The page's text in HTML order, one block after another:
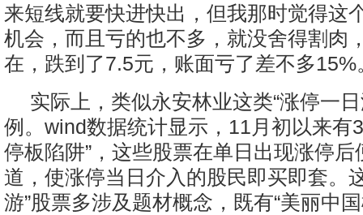
来短线就要快进快出，但我那时觉得这
机会，而且亏的也不多，就没舍得割肉
在，跌到了7.5元，账面亏了差不多15%
实际上，类似永安林业这类“涨停一日
例。wind数据统计显示，11月初以来有
停板陷阱”，这些股票在单日出现涨停后
道，使涨停当日介入的股民即买即套。
游”股票多涉及题材概念，既有“美丽中